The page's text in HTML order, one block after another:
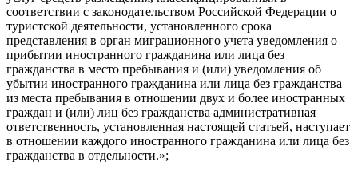
соответствии с законодательством Российской Федерации о
туристской деятельности, установленного срока
представления в орган миграционного учета уведомления о
прибытии иностранного гражданина или лица без
гражданства в место пребывания и (или) уведомления об
убытии иностранного гражданина или лица без гражданства
из места пребывания в отношении двух и более иностранных
граждан и (или) лиц без гражданства административная
ответственность, установленная настоящей статьей, наступает
в отношении каждого иностранного гражданина или лица без
гражданства в отдельности.»;